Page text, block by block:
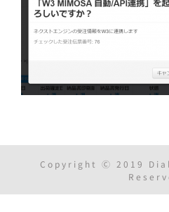
Copyright Ⓒ 2019